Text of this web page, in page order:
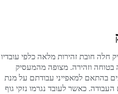
חלה חובת זהירות מלאה כלפי עובדיו
בטוחה וזהירה. מצופה מהמעסיק
בהתאם למאפייני עבודתם על מנת
כאשר לעובד נגרמו נזקי גוף